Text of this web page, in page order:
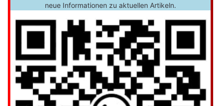
neue Informationen zu aktuellen Artikeln.